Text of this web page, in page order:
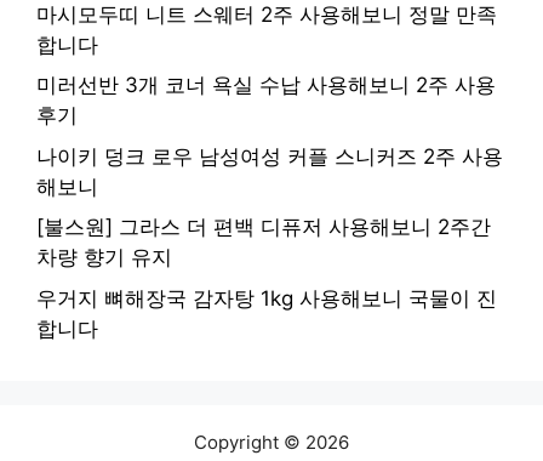
마시모두띠 니트 스웨터 2주 사용해보니 정말 만족
합니다
미러선반 3개 코너 욕실 수납 사용해보니 2주 사용
후기
나이키 덩크 로우 남성여성 커플 스니커즈 2주 사용
해보니
[불스원] 그라스 더 편백 디퓨저 사용해보니 2주간
차량 향기 유지
우거지 뼈해장국 감자탕 1kg 사용해보니 국물이 진
합니다
Copyright © 2026